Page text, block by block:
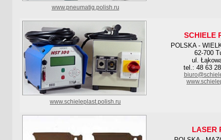
www.pneumatig.polish.ru
SCHIELE
POLSKA -
62-700
ul.
tel.: 48 63
www.schieleplast.polish.ru
LASER